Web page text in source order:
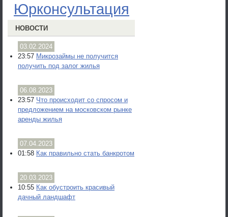
Юрконсультация
НОВОСТИ
03.02.2024
23:57 Микрозаймы не получится
получить под залог жилья
06.08.2023
23:57 Что происходит со спросом и
предложением на московском рынке
аренды жилья
07.04.2023
01:58 Как правильно стать банкротом
20.03.2023
10:55 Как обустроить красивый
дачный ландшафт